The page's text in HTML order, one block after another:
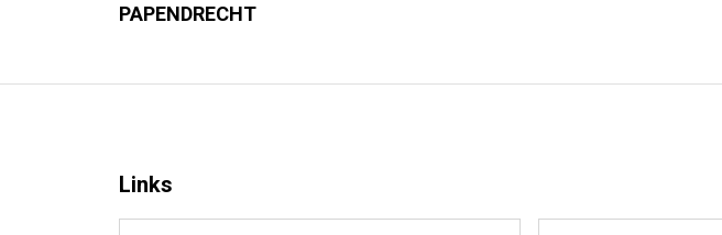
PAPENDRECHT
Links